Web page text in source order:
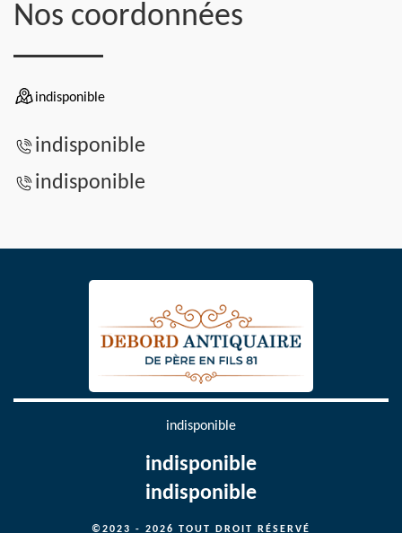
Nos coordonnées
indisponible
indisponible
indisponible
indisponible
indisponible
indisponible
©2023 - 2026 TOUT DROIT RÉSERVÉ